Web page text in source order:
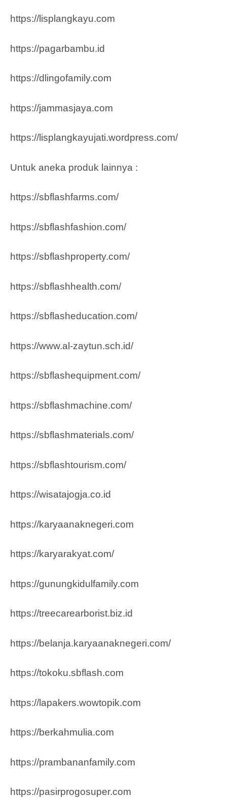
https://lisplangkayu.com
https://pagarbambu.id
https://dlingofamily.com
https://jammasjaya.com
https://lisplangkayujati.wordpress.com/
Untuk aneka produk lainnya :
https://sbflashfarms.com/
https://sbflashfashion.com/
https://sbflashproperty.com/
https://sbflashhealth.com/
https://sbflasheducation.com/
https://www.al-zaytun.sch.id/
https://sbflashequipment.com/
https://sbflashmachine.com/
https://sbflashmaterials.com/
https://sbflashtourism.com/
https://wisatajogja.co.id
https://karyaanaknegeri.com
https://karyarakyat.com/
https://gunungkidulfamily.com
https://treecarearborist.biz.id
https://belanja.karyaanaknegeri.com/
https://tokoku.sbflash.com
https://lapakers.wowtopik.com
https://berkahmulia.com
https://prambananfamily.com
https://pasirprogosuper.com